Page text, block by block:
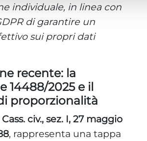
individuale, in linea con
di garantire un
sui propri dati
recente: la
14488/2025 e il
proporzionalità
Cass. civ., sez. I, 27 maggio
, rappresenta una tappa